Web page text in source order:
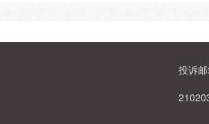
投诉